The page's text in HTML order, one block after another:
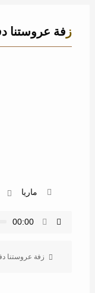
زفة
ماريا
00:00
زفة عروستنا